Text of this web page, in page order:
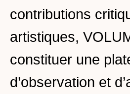
contributions
artistiques,
constituer une
d’observation et